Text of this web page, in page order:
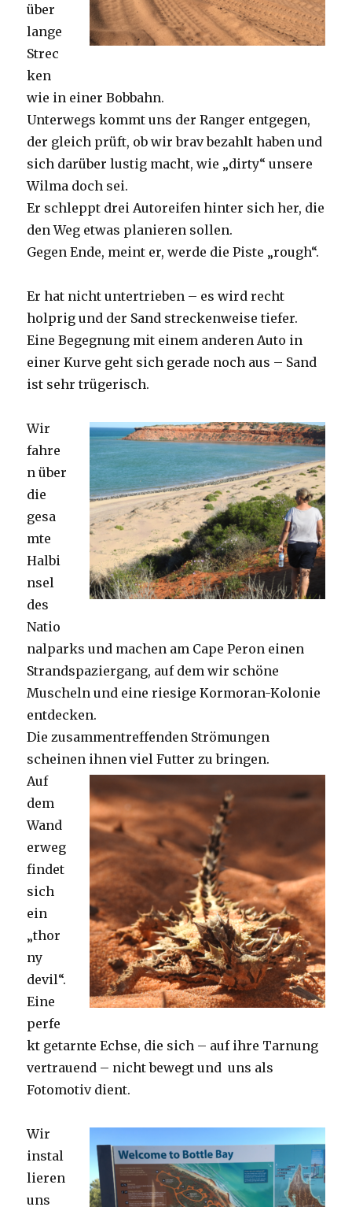
über
lange
Strec
ken
wie in einer Bobbahn.
Unterwegs kommt uns der Ranger entgegen,
der gleich prüft, ob wir brav bezahlt haben und
sich darüber lustig macht, wie „dirty“ unsere
Wilma doch sei.
Er schleppt drei Autoreifen hinter sich her, die
den Weg etwas planieren sollen.
Gegen Ende, meint er, werde die Piste „rough“.
Er hat nicht untertrieben – es wird recht
holprig und der Sand streckenweise tiefer.
Eine Begegnung mit einem anderen Auto in
einer Kurve geht sich gerade noch aus – Sand
ist sehr trügerisch.
Wir
fahre
n über
die
gesa
mte
Halbi
nsel
des
Natio
nalparks und machen am Cape Peron einen
Strandspaziergang, auf dem wir schöne
Muscheln und eine riesige Kormoran-Kolonie
entdecken.
Die zusammentreffenden Strömungen
scheinen ihnen viel Futter zu bringen.
Auf
dem
Wand
erweg
findet
sich
ein
„thor
ny
devil“.
Eine
perfe
kt getarnte Echse, die sich – auf ihre Tarnung
vertrauend – nicht bewegt und uns als
Fotomotiv dient.
Wir
instal
lieren
uns